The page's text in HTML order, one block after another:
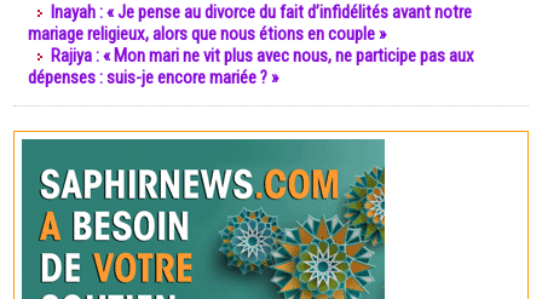
Inayah : « Je pense au divorce du fait d’infidélités avant notre
mariage religieux, alors que nous étions en couple »
Rajiya : « Mon mari ne vit plus avec nous, ne participe pas aux
dépenses : suis-je encore mariée ? »